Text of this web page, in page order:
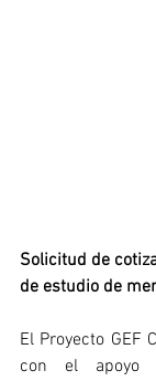
Solicitud de
de estudio de
El Proyecto GEF
con el apoyo